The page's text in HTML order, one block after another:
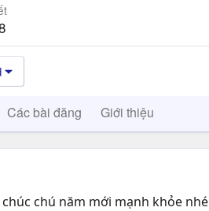
Các bài đăng Giới thiệu
chú năm mới mạnh khỏe nhé